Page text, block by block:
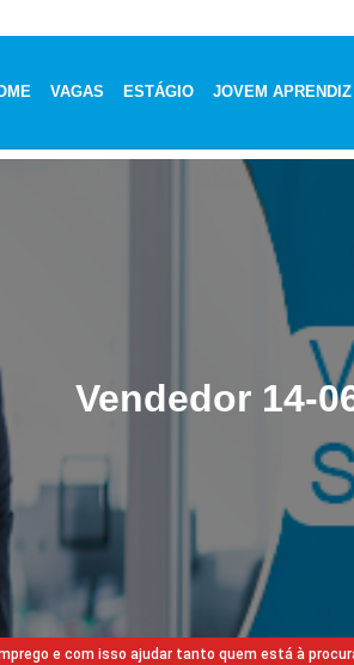
VAGAS ESTÁGIO JOVEM APRENDIZ
Vendedor 14-
e com isso ajudar tanto quem está à